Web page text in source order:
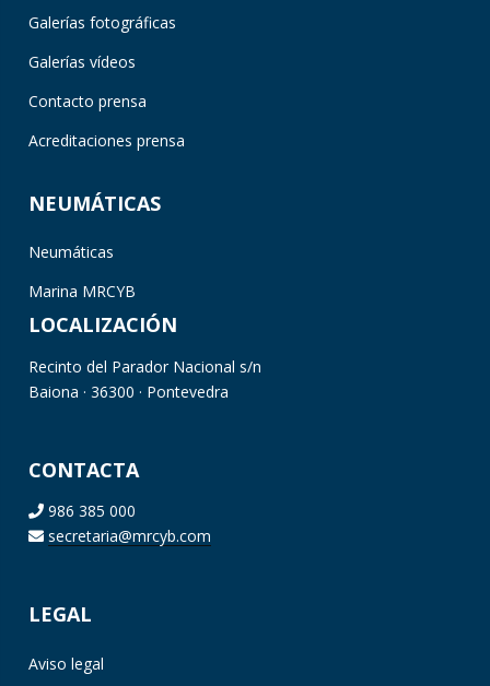
Galerías fotográficas
Galerías vídeos
Contacto prensa
Acreditaciones prensa
NEUMÁTICAS
Neumáticas
Marina MRCYB
LOCALIZACIÓN
Recinto del Parador Nacional s/n
Baiona · 36300 · Pontevedra
CONTACTA
986 385 000
secretaria@mrcyb.com
LEGAL
Aviso legal